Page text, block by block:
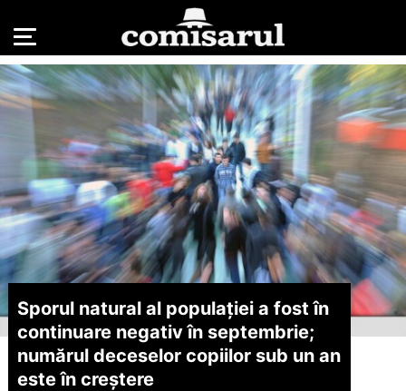
Sporul natural al populației a fost în
continuare negativ în septembrie;
numărul deceselor copiilor sub un an
este în creștere